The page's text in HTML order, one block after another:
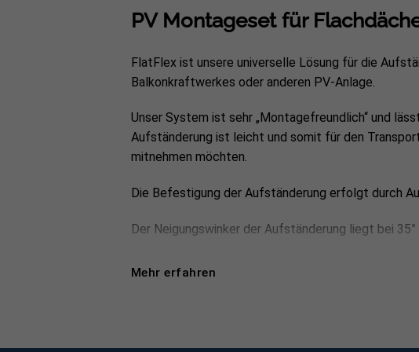
PV Montageset für
FlatFlex ist unsere universelle Lösung für die
Balkonkraftwerkes oder anderen PV-Anlage.
Unser System ist sehr „Montagefreundlich“ und
Aufständerung ist leicht und somit für den
mitnehmen möchten.
Die Befestigung der Aufständerung erfolgt durch
Der Neigungswinker der Aufständerung liegt bei 35°
Die Montage der Module erfolgt quer, siehe Bild mit
2 x FlatFlex Flachdach-Aufständerung
Mehr erfahren